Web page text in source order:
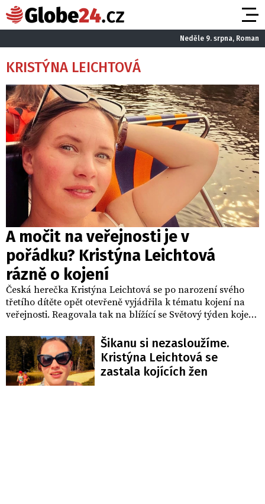
Neděle 9. srpna, Roman
KRISTÝNA LEICHTOVÁ
A močit na veřejnosti je v
pořádku? Kristýna Leichtová
rázně o kojení
Česká herečka Kristýna Leichtová se po narození svého
třetího dítěte opět otevřeně vyjádřila k tématu kojení na
veřejnosti. Reagovala tak na blížící se Světový týden kojení
přirozené potřeby novorozenců ve společnosti objevují.
Šikanu si nezasloužíme.
Kristýna Leichtová se
zastala kojících žen